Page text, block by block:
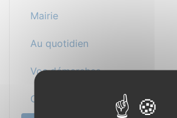
Mairie
Au quotidien
Vos démarches
Cadre de vie